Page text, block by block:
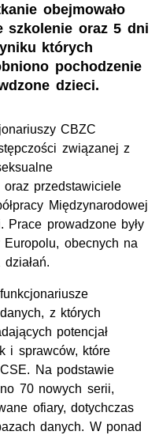
obejmowało
szkolenie oraz 5 dni
których
pochodzenie
dzieci.
CBZC
związanej z
przedstawiciele
Międzynarodowej
Prace prowadzone były
obecnych na
z których
potencjał
i sprawców, które
Na podstawie
70 nowych serii,
ofiary, dotychczas
danych. W ponad